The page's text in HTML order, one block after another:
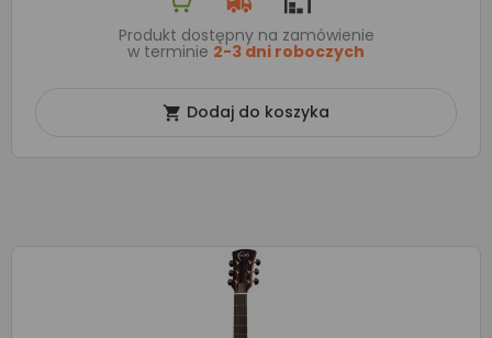
Produkt dostępny na zamówienie
w terminie 2-3 dni roboczych
 Dodaj do koszyka